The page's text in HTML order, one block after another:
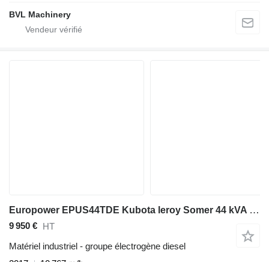
BVL Machinery
Europower EPUS44TDE Kubota leroy Somer 44 kVA Supersilent Rental generator
9 950 € HT
Matériel industriel - groupe électrogène diesel